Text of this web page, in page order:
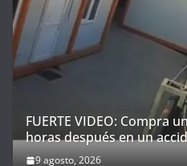
FUERTE VIDEO: Compra
horas después en un
9 agosto, 2026